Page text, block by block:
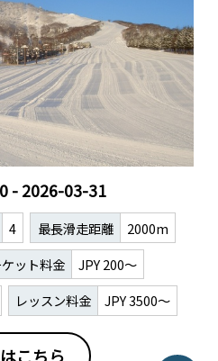
- 2026-03-31
4 最長滑走距離
2000m
ット料金
JPY 200～
レッスン料金 JPY 3500～
こちら